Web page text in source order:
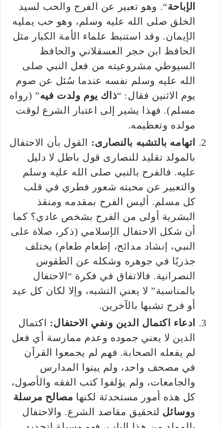
الإباحة“. وهو تعبير عن الفرح والحب لسيد
الخلق صلى الله عليه وسلم، وهو حب يمليه
الإيمان. وقد استنبط علماء الأمة الكبار مثل
الحافظ ابن حجر العسقلاني والحافظ
السيوطي مشروعيته من فعل النبي صلى
الله عليه وسلم نفسه عندما سُئل عن صوم
يوم الاثنين فقال: “ذاك يوم ولدت فيه” (رواه
مسلم). فهذا يشير إلى اعتبار الشرع لوقت
مولده وتعظيمه.
اتهامه بالتشبه بالنصارى: القول بأن الاحتفال
بالمولد تقليد للنصارى قول باطل لا دليل
عليه. فالفرح بالنبي صلى الله عليه وسلم
والتعبير عن محبته شعور فطري في قلب
كل مسلم. أليس الفرح بمقدمه ومنقذ
البشرية أولى من الفرح بشخص عادي؟ كما
أن شكل الاحتفال الإسلامي (ذكر، صلاة على
النبي، إنشاد مدائح، إطعام طعام) يختلف
جذريًا في جوهره وشكله عن الطقوس
النصرانية. فالاتفاق في فكرة “الاحتفال
بالمناسبة” لا يعني التشبه، وإلا لكان كل عيد
أو فرح تشبها بالآخرين.
ادعاء اكتمال الدين ونفي الاحتفال: اكتمال
الدين لا يعني جموده وعدم ممارسة أي فعل
لم يفعله الصحابة. فهم لم يجمعوا القرآن
في مصحف واحد، ولم يبنوا المدارس
والجامعات، ولم يؤلفوا كتب الفقه والأصول،
كل هذه أمور مستحدثة لكنها مصالح مرسلة
ووسائل لتحقيق مقاصد الشرع. والاحتفال